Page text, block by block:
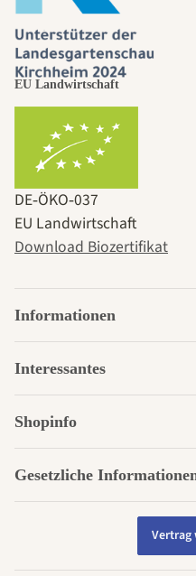
EU Landwirtschaft
DE‑ÖKO‑037
EU Landwirtschaft
Download Biozertifikat
Informationen
Interessantes
Shopinfo
Gesetzliche
Vertrag